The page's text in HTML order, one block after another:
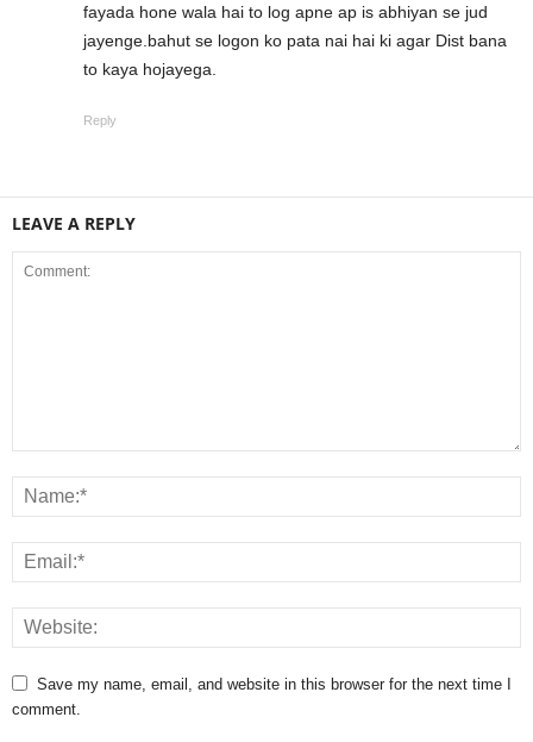
fayada hone wala hai to log apne ap is abhiyan se jud
jayenge.bahut se logon ko pata nai hai ki agar Dist bana
to kaya hojayega.
Reply
LEAVE A REPLY
Save my name, email, and website in this browser for the next time I
comment.